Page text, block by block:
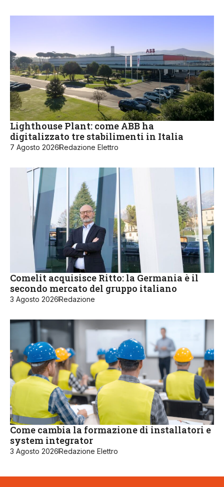
Lighthouse Plant: come ABB ha
digitalizzato tre stabilimenti in Italia
7 Agosto 2026Redazione Elettro
Comelit acquisisce Ritto: la Germania è il
secondo mercato del gruppo italiano
3 Agosto 2026Redazione
Come cambia la formazione di installatori e
system integrator
3 Agosto 2026Redazione Elettro